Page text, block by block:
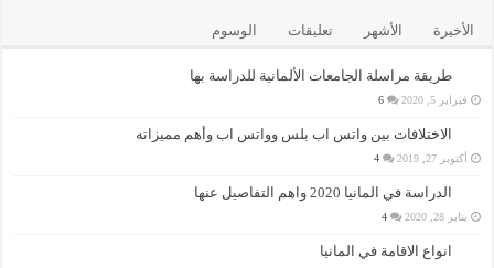
الأخيرة الأشهر تعليقات الوسوم
طريقة مراسلة الجامعات الألمانية للدراسة بها
فبراير 5, 2020 6
الاختلافات بين واتس اب بلس وواتس اب وأهم مميزاته
أكتوبر 27, 2019 4
الدراسة في المانيا 2020 واهم التفاصيل عنها
يناير 28, 2020 4
انواع الاقامة في المانيا